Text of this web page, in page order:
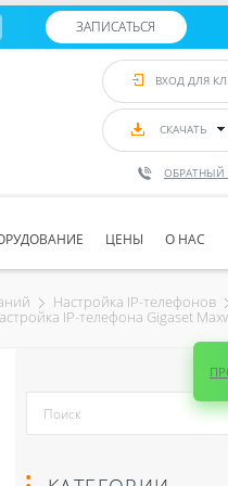
ЗАПИСАТЬСЯ
ВХОД ДЛЯ
СКАЧАТЬ
ОБРАТНЫЙ
ЦЕНЫ О НАС
Настройка IP-телефонов
IP-телефона Gigaset